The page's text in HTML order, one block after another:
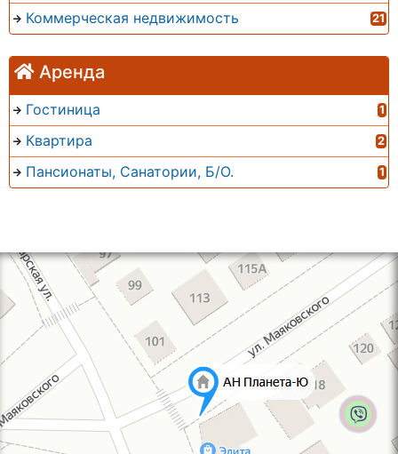
Коммерческая недвижимость 21
Аренда
Гостиница 1
Квартира 2
Пансионаты, Санатории, Б/О. 1